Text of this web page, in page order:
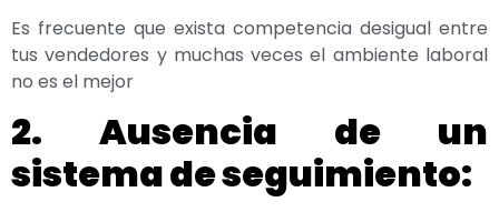
Es frecuente que exista competencia desigual entre
tus vendedores y muchas veces el ambiente laboral
no es el mejor
2. Ausencia de un
sistema de seguimiento: